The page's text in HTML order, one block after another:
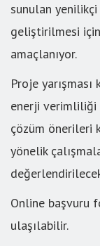
sunulan
geliştirilmesi için
amaçlanıyor.
Proje
enerji verimliliği
çözüm önerileri
yönelik
Online başvuru
ulaşılabilir.